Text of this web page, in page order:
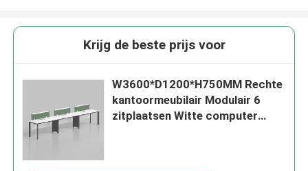
Krijg de beste prijs voor
W3600*D1200*H750MM Rechte
kantoormeubilair Modulair 6
zitplaatsen Witte computer